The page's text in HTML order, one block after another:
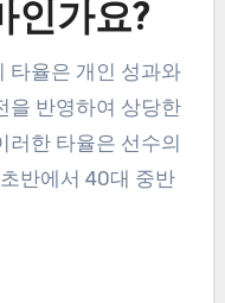
인가요?
타율은 개인 성과와
을 반영하여 상당한
러한 타율은 선수의
반에서 40대 중반